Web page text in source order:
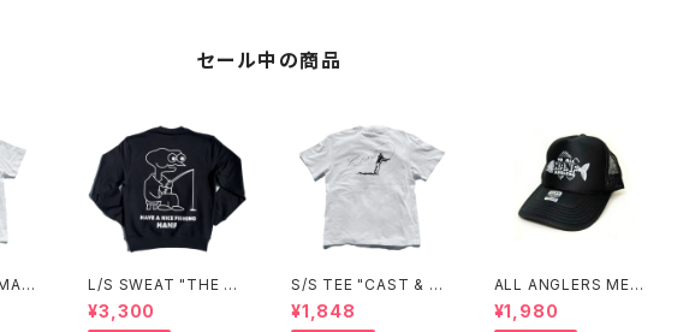
セール中の商品
L/S SWEAT "THE M
ASTER"(BLACK)
¥3,300
S/S TEE "CAST & S
HADOW"
¥1,848
ALL ANGLERS MESH
TRUCKER CAP(BLA
CK)
¥1,980